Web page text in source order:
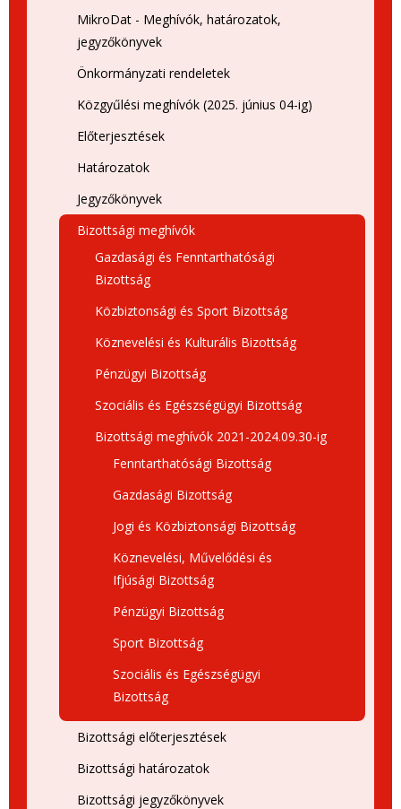
MikroDat - Meghívók, határozatok,
jegyzőkönyvek
Önkormányzati rendeletek
Közgyűlési meghívók (2025. június 04-ig)
Előterjesztések
Határozatok
Jegyzőkönyvek
Bizottsági meghívók
Gazdasági és Fenntarthatósági
Bizottság
Közbiztonsági és Sport Bizottság
Köznevelési és Kulturális Bizottság
Pénzügyi Bizottság
Szociális és Egészségügyi Bizottság
Bizottsági meghívók 2021-2024.09.30-ig
Fenntarthatósági Bizottság
Gazdasági Bizottság
Jogi és Közbiztonsági Bizottság
Köznevelési, Művelődési és
Ifjúsági Bizottság
Pénzügyi Bizottság
Sport Bizottság
Szociális és Egészségügyi
Bizottság
Bizottsági előterjesztések
Bizottsági határozatok
Bizottsági jegyzőkönyvek